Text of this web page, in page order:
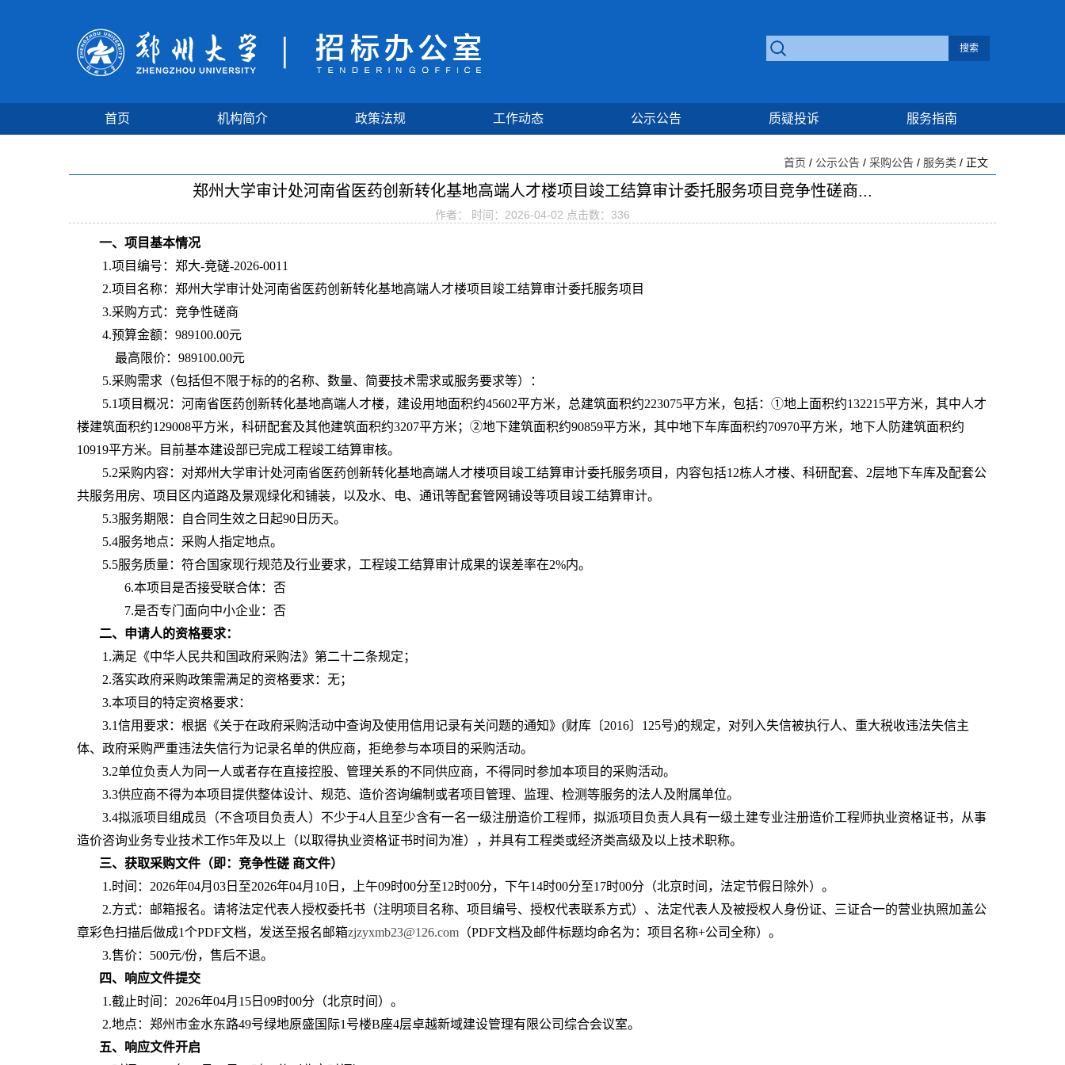
首页 机构简介 政策法规 工作动态 公示公告 质疑投诉 服务指南
首页 / 公示公告 / 采购公告 / 服务类 / 正文
郑州大学审计处河南省医药创新转化基地高端人才楼项目竣工结算审计委托服务项目竞争性磋商...
作者： 时间：2026-04-02 点击数： 336
一、项目基本情况
1.项目编号：郑大-竞磋-2026-0011
2.项目名称：郑州大学审计处河南省医药创新转化基地高端人才楼项目竣工结算审计委托服务项目
3.采购方式：竞争性磋商
4.预算金额：989100.00元
最高限价： 989100.00元
5.采购需求（包括但不限于标的的名称、数量、简要技术需求或服务要求等）：
5.1项目概况：河南省医药创新转化基地高端人才楼，建设用地面积约45602平方米，总建筑面积约223075平方米，包括：①地上面积约132215平方米，其中人才
楼建筑面积约129008平方米，科研配套及其他建筑面积约3207平方米；②地下建筑面积约90859平方米，其中地下车库面积约70970平方米，地下人防建筑面积约
10919平方米。目前基本建设部已完成工程竣工结算审核。
5.2采购内容：对郑州大学审计处河南省医药创新转化基地高端人才楼项目竣工结算审计委托服务项目，内容包括12栋人才楼、科研配套、2层地下车库及配套公
共服务用房、项目区内道路及景观绿化和铺装，以及水、电、通讯等配套管网铺设等项目竣工结算审计。
5.3服务期限：自合同生效之日起90日历天。
5.4服务地点：采购人指定地点。
5.5服务质量：符合国家现行规范及行业要求，工程竣工结算审计成果的误差率在2%内。
6.本项目是否接受联合体：否
7.是否专门面向中小企业：否
二、申请人的资格要求：
1.满足《中华人民共和国政府采购法》第二十二条规定；
2.落实政府采购政策需满足的资格要求：无；
3.本项目的特定资格要求：
3.1信用要求：根据《关于在政府采购活动中查询及使用信用记录有关问题的通知》(财库〔2016〕125号)的规定，对列入失信被执行人、重大税收违法失信主
体、政府采购严重违法失信行为记录名单的供应商，拒绝参与本项目的采购活动。
3.2单位负责人为同一人或者存在直接控股、管理关系的不同供应商，不得同时参加本项目的采购活动。
3.3供应商不得为本项目提供整体设计、规范、造价咨询编制或者项目管理、监理、检测等服务的法人及附属单位。
3.4拟派项目组成员（不含项目负责人）不少于4人 且至少含有一名一级注册造价工程师，拟派项目负责人具有一级土建专业注册造价工程师执业资格证书，从事
造价咨询业务专业技术工作5年及以上（以取得执业资格证书时间为准），并具有工程类或经济类高级及以上技术职称。
三、获取采购文件 （即：竞争性磋 商文件）
1.时间：2026年04月 03 日至2026年04月 10 日，上午09时00分至12时00分，下午14时00分至17时00分（北京时间，法定节假日除外）。
2.方式：邮箱报名。请将法定代表人授权委托书（注明项目名称、项目编号、授权代表联系方式）、法定代表人及被授权人身份证、三证合一的营业执照加盖公
章彩色扫描后做成1个PDF文档，发送至报名邮箱zjzyxmb23@126.com （PDF文档及邮件标题均命名为：项目名称+公司全称）。
3.售价：500元/份，售后不退。
四、响应文件提交
1.截止时间：2026年04月 15 日 09时00分（北京时间）。
2.地点：郑州市金水东路49号绿地原盛国际1号楼B座4层卓越新域建设管理有限公司综合会议室。
五、响应文件开启